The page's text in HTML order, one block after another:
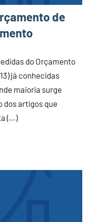
de
do Orçamento
já conhecidas
maioria surge
dos artigos que
(…)